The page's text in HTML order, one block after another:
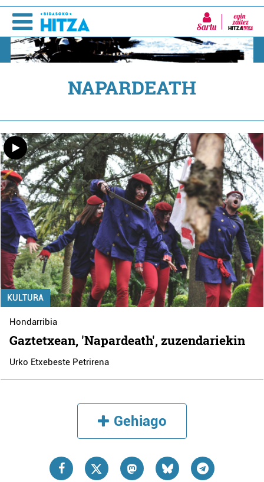
Sartu
NAPARDEATH
KULTURA
Hondarribia
Gaztetxean, 'Napardeath', zuzendariekin
Urko Etxebeste Petrirena
Gehiago